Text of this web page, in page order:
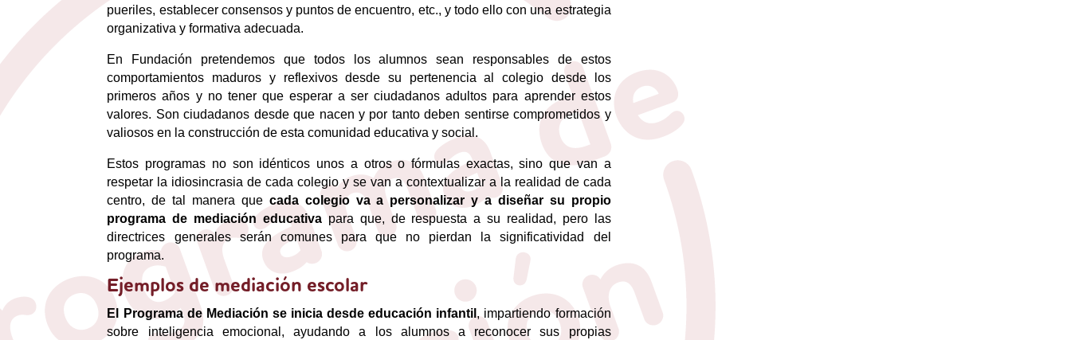
pueriles, establecer consensos y puntos de encuentro, etc., y todo ello con una estrategia
organizativa y formativa adecuada.
En Fundación pretendemos que todos los alumnos sean responsables de estos
comportamientos maduros y reflexivos desde su pertenencia al colegio desde los
primeros años y no tener que esperar a ser ciudadanos adultos para aprender estos
valores. Son ciudadanos desde que nacen y por tanto deben sentirse comprometidos y
valiosos en la construcción de esta comunidad educativa y social.
Estos programas no son idénticos unos a otros o fórmulas exactas, sino que van a
respetar la idiosincrasia de cada colegio y se van a contextualizar a la realidad de cada
centro, de tal manera que cada colegio va a personalizar y a diseñar su propio
programa de mediación educativapara que, de respuesta a su realidad, pero las
directrices generales serán comunes para que no pierdan la significatividad del
programa.
Ejemplos de mediación escolar
El Programa de Mediación se inicia desde educación infantil , impartiendo formación
sobre inteligencia emocional, ayudando a los alumnos a reconocer sus propias